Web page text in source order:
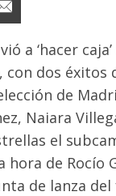
a ‘hacer
con dos
de
Naiara
el
de Rocío
de lanza